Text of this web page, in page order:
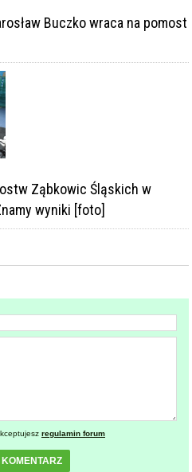
Buczko wraca na pomost
Ząbkowic Śląskich w
wyniki [foto]
regulamin forum